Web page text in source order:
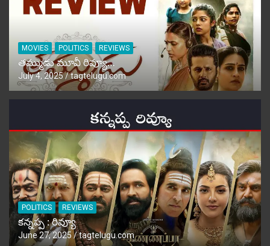
MOVIES POLITICS REVIEWS
తమ్ముడు మూవీ రివ్యూ…
July 4, 2025 tagtelugu.com
POLITICS REVIEWS
కన్నప్ప : రివ్యూ
June 27, 2025 tagtelugu.com